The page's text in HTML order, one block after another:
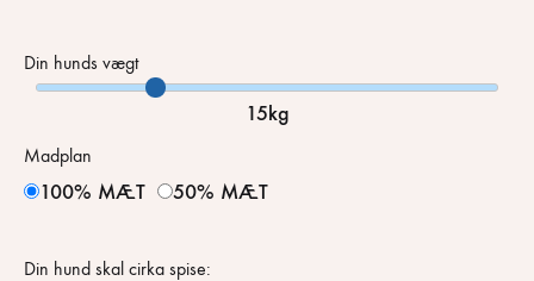
Din hunds vægt
15kg
Madplan
100% MÆT 50% MÆT
Din hund skal cirka spise: